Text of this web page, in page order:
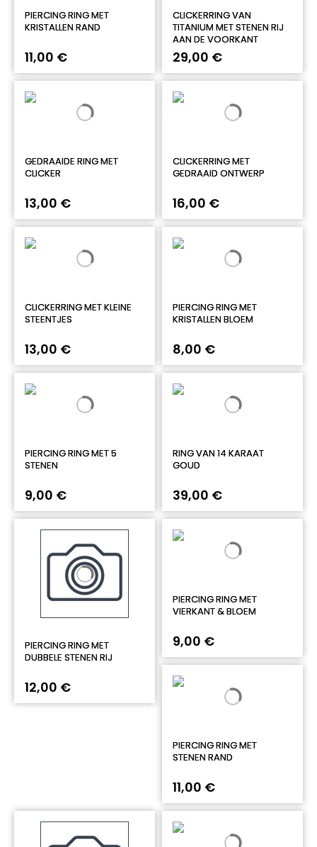
PIERCING RING MET
KRISTALLEN RAND
11,00 €
CLICKERRING VAN
TITANIUM MET STENEN RIJ
AAN DE VOORKANT
29,00 €
GEDRAAIDE RING MET
CLICKER
13,00 €
CLICKERRING MET
GEDRAAID ONTWERP
16,00 €
CLICKERRING MET KLEINE
STEENTJES
13,00 €
PIERCING RING MET
KRISTALLEN BLOEM
8,00 €
PIERCING RING MET 5
STENEN
9,00 €
RING VAN 14 KARAAT
GOUD
39,00 €
PIERCING RING MET
DUBBELE STENEN RIJ
12,00 €
PIERCING RING MET
VIERKANT & BLOEM
9,00 €
PIERCING RING MET
STENEN RAND
11,00 €